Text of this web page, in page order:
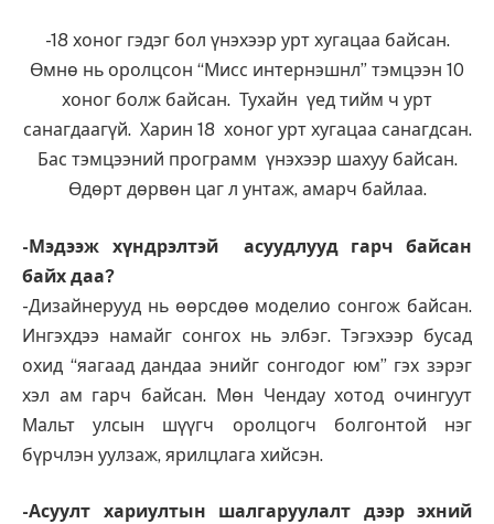
-18 хоног гэдэг бол үнэхээр урт хугацаа байсан.
Өмнө нь оролцсон “Мисс интернэшнл” тэмцээн 10
хоног болж байсан. Тухайн үед тийм ч урт
санагдаагүй. Харин 18 хоног урт хугацаа санагдсан.
Бас тэмцээний программ үнэхээр шахуу байсан.
Өдөрт дөрвөн цаг л унтаж, амарч байлаа.
-Мэдээж хүндрэлтэй асуудлууд гарч байсан
байх даа?
-Дизайнерууд нь өөрсдөө моделио сонгож байсан.
Ингэхдээ намайг сонгох нь элбэг. Тэгэхээр бусад
охид “яагаад дандаа энийг сонгодог юм” гэх зэрэг
хэл ам гарч байсан. Мөн Чендау хотод очингуут
Мальт улсын шүүгч оролцогч болгонтой нэг
бүрчлэн уулзаж, ярилцлага хийсэн.
-Асуулт хариултын шалгаруулалт дээр эхний